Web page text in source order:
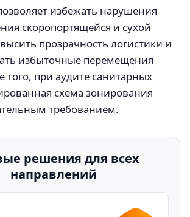
избежать нарушения
скоропортящейся и сухой
прозрачность логистики и
избыточные перемещения
того, при аудите санитарных
схема зонирования
требованием.
решения для всех
направлений